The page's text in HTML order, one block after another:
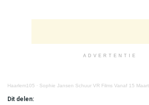
ADVERTENTIE
Haarlem105 · Sophie Jansen Schuur VR Films Vanaf 15 Maart
Dit delen: